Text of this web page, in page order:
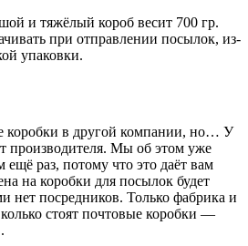
и тяжёлый короб весит 700 гр.
при отправлении посылок, из-
упаковки.
коробки в другой компании, но… У
производителя. Мы об этом уже
ещё раз, потому что это даёт вам
на коробки для посылок будет
нет посредников. Только фабрика и
стоят почтовые коробки —